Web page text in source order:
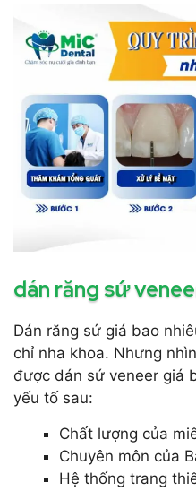
dán răng sứ
Dán răng sứ giá bao
chỉ nha khoa. Nhưng
được dán sứ veneer giá
yếu tố sau:
Chất lượng của
Chuyên môn của
Hệ thống trang